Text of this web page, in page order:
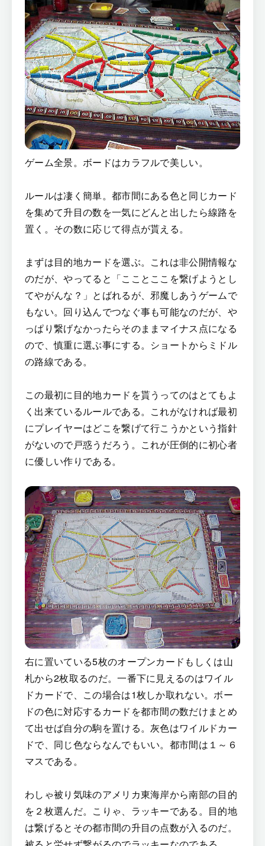
ゲーム全景。ボードはカラフルで美しい。
ルールは凄く簡単。都市間にある色と同じカード
を集めて升目の数を一気にどんと出したら線路を
置く。その数に応じて得点が貰える。
まずは目的地カードを選ぶ。これは非公開情報な
のだが、やってると「こことここを繋げようとし
てやがんな？」とばれるが、邪魔しあうゲームで
もない。回り込んでつなぐ事も可能なのだが、や
っぱり繋げなかったらそのままマイナス点になる
ので、慎重に選ぶ事にする。ショートからミドル
の路線である。
この最初に目的地カードを貰うってのはとてもよ
く出来ているルールである。これがなければ最初
にプレイヤーはどこを繋げて行こうかという指針
がないので戸惑うだろう。これが圧倒的に初心者
に優しい作りである。
右に置いている5枚のオープンカードもしくは山
札から2枚取るのだ。一番下に見えるのはワイル
ドカードで、この場合は1枚しか取れない。ボー
ドの色に対応するカードを都市間の数だけまとめ
て出せば自分の駒を置ける。灰色はワイルドカー
ドで、同じ色ならなんでもいい。都市間は１～６
マスである。
わしゃ被り気味のアメリカ東海岸から南部の目的
を２枚選んだ。こりゃ、ラッキーである。目的地
は繋げるとその都市間の升目の点数が入るのだ。